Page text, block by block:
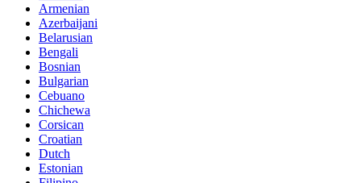
Armenian
Azerbaijani
Belarusian
Bengali
Bosnian
Bulgarian
Cebuano
Chichewa
Corsican
Croatian
Dutch
Estonian